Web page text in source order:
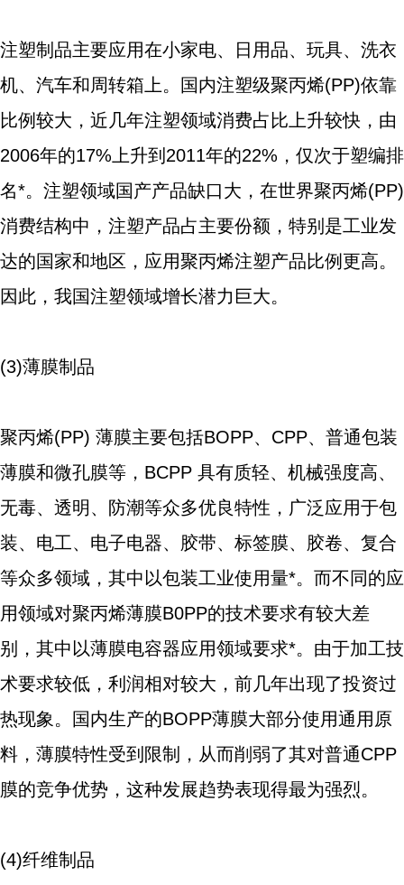
注塑制品主要应用在小家电、日用品、玩具、洗衣
机、汽车和周转箱上。国内注塑级聚丙烯(PP)依靠
比例较大，近几年注塑领域消费占比上升较快，由
2006年的17%上升到2011年的22%，仅次于塑编排
名*。注塑领域国产产品缺口大，在世界聚丙烯(PP)
消费结构中，注塑产品占主要份额，特别是工业发
达的国家和地区，应用聚丙烯注塑产品比例更高。
因此，我国注塑领域增长潜力巨大。
(3)薄膜制品
聚丙烯(PP) 薄膜主要包括BOPP、CPP、普通包装
薄膜和微孔膜等，BCPP 具有质轻、机械强度高、
无毒、透明、防潮等众多优良特性，广泛应用于包
装、电工、电子电器、胶带、标签膜、胶卷、复合
等众多领域，其中以包装工业使用量*。而不同的应
用领域对聚丙烯薄膜B0PP的技术要求有较大差
别，其中以薄膜电容器应用领域要求*。由于加工技
术要求较低，利润相对较大，前几年出现了投资过
热现象。国内生产的BOPP薄膜大部分使用通用原
料，薄膜特性受到限制，从而削弱了其对普通CPP
膜的竞争优势，这种发展趋势表现得最为强烈。
(4)纤维制品